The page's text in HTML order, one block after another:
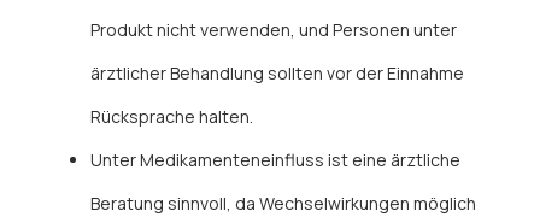
Produkt nicht verwenden, und Personen unter
ärztlicher Behandlung sollten vor der Einnahme
Rücksprache halten.
Unter Medikamenteneinfluss ist eine ärztliche
Beratung sinnvoll, da Wechselwirkungen möglich